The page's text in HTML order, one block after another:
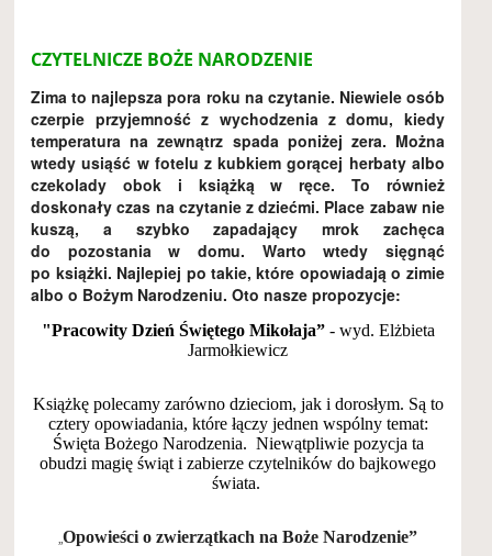
CZYTELNICZE BOŻE NARODZENIE
Zima to najlepsza pora roku na czytanie. Niewiele osób
czerpie przyjemność z wychodzenia z domu, kiedy
temperatura na zewnątrz spada poniżej zera. Można
wtedy usiąść w fotelu z kubkiem gorącej herbaty albo
czekolady obok i książką w ręce. To również
doskonały czas na czytanie z dziećmi. Place zabaw nie
kuszą, a szybko zapadający mrok zachęca
do pozostania w domu. Warto wtedy sięgnąć
po książki. Najlepiej po takie, które opowiadają o zimie
albo o Bożym Narodzeniu. Oto nasze propozycje:
"Pracowity Dzień Świętego Mikołaja”- wyd. Elżbieta
Jarmołkiewicz
Książkę polecamy zarówno dzieciom, jak i dorosłym. Są to
cztery opowiadania, które łączy jednen wspólny temat:
Święta Bożego Narodzenia. Niewątpliwie pozycja ta
obudzi magię świąt i zabierze czytelników do bajkowego
świata.
„Opowieści o zwierzątkach na Boże Narodzenie”